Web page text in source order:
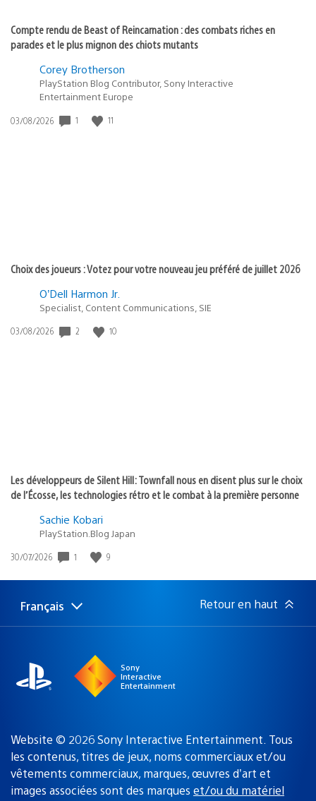
Compte rendu de Beast of Reincarnation : des combats riches en
parades et le plus mignon des chiots mutants
Corey Brotherson
PlayStation Blog Contributor, Sony Interactive
Entertainment Europe
Date
03/08/2026 1 11
Choix des joueurs : Votez pour votre nouveau jeu préféré de juillet 2026
O’Dell Harmon Jr.
Specialist, Content Communications, SIE
Date
03/08/2026 2 10
Les développeurs de Silent Hill: Townfall nous en disent plus sur le choix
de l’Écosse, les technologies rétro et le combat à la première personne
Sachie Kobari
PlayStation.Blog Japan
Date
publication
30/07/2026 1 9
Choisir
Région
Français Retour en haut
Sony
Interactive
Entertainment
Website © 2026 Sony Interactive Entertainment. Tous
les contenus, titres de jeux, noms commerciaux et/ou
vêtements commerciaux, marques, œuvres d’art et
images associées sont des marques et/ou du matériel